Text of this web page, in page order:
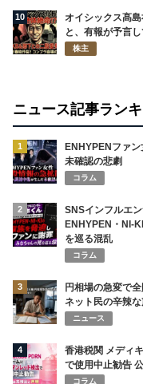
10
オイシックス髙
と、有報が予言
株主
ニュース記事ラン
1
ENHYPENファ
未確認の悲劇
コラム
2
SNSインフルエ
ENHYPEN・NI-
を巡る混乱
コラム
3
円相場の急変で
ネット民の辛辣
ニュース
4
香港税関 メディ
で使用中止勧告
コラム